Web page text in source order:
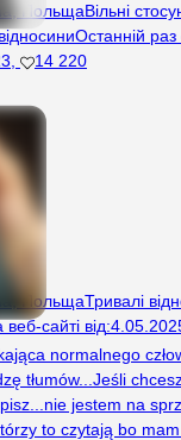
ПольщаВільні
Останній
, 14 220
ПольщаТривалі
веб-сайті від:
normalnego
tłumów...Jeśli
jestem na
to czytają bo